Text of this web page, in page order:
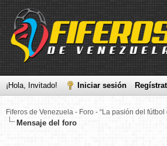
¡Hola, Invitado! Iniciar sesión
Fiferos de Venezuela - Foro - “La pasión del fútbol
Mensaje del foro